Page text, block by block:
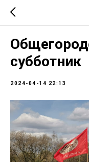
субботник
2024-04-14 22:13